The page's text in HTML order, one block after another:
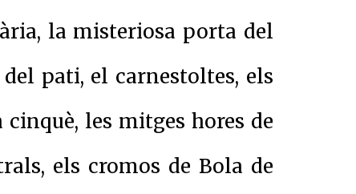
la misteriosa porta del
pati, el carnestoltes, els
les mitges hores de
els cromos de Bola de